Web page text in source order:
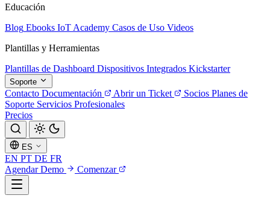
Educación
Blog Ebooks IoT Academy Casos de Uso Videos
Plantillas y Herramientas
Plantillas de Dashboard Dispositivos Integrados Kickstarter
Soporte
Contacto Documentación Abrir un Ticket Socios Planes de
Soporte Servicios Profesionales
Precios
ES
EN PT DE FR
Agendar Demo
Comenzar